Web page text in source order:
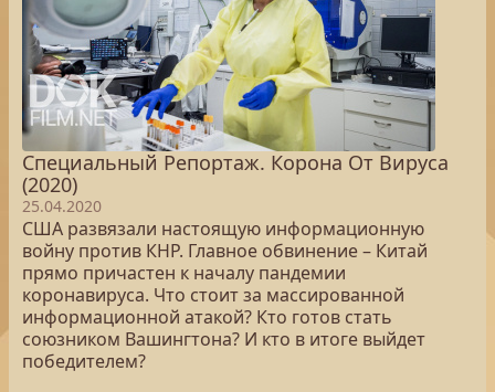
Специальный Репортаж. Корона От Вируса
(2020)
25.04.2020
США развязали настоящую информационную
войну против КНР. Главное обвинение – Китай
прямо причастен к началу пандемии
коронавируса. Что стоит за массированной
информационной атакой? Кто готов стать
союзником Вашингтона? И кто в итоге выйдет
победителем?